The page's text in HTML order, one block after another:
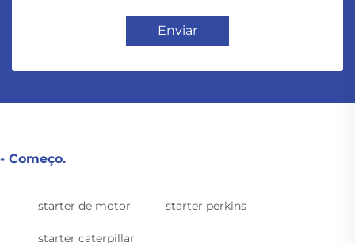
Enviar
- Começo.
starter de motor starter perkins
starter caterpillar